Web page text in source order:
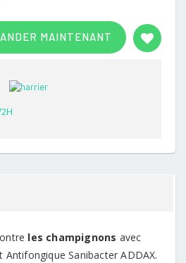
MAINTENANT
les champignons avec
Sanibacter ADDAX.